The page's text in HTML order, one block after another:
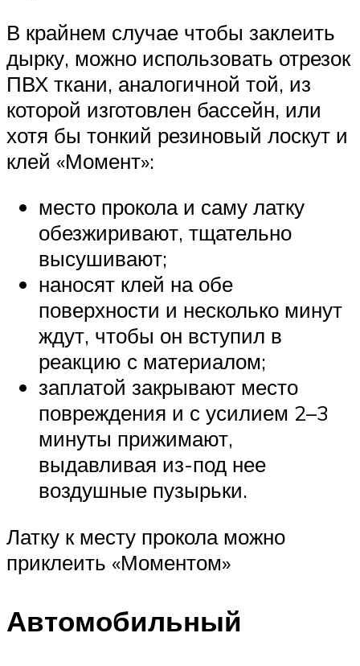
В крайнем случае чтобы заклеить
дырку, можно использовать отрезок
ПВХ ткани, аналогичной той, из
которой изготовлен бассейн, или
хотя бы тонкий резиновый лоскут и
клей «Момент»:
место прокола и саму латку
обезжиривают, тщательно
высушивают;
наносят клей на обе
поверхности и несколько минут
ждут, чтобы он вступил в
реакцию с материалом;
заплатой закрывают место
повреждения и с усилием 2–3
минуты прижимают,
выдавливая из-под нее
воздушные пузырьки.
Латку к месту прокола можно
приклеить «Моментом»
Автомобильный